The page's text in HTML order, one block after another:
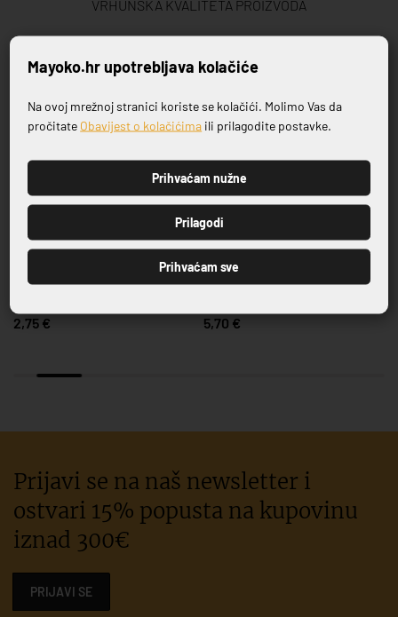
VRHUNSKA KVALITETA PROIZVODA
Povezani proizvodi
2,75 €
5,70 €
Prijavi se na naš newsletter i
ostvari 15% popusta na kupovinu
iznad 300€
PRIJAVI SE
Prijavite se na naš newsletter
PRIJAVI SE
Mayoko.hr upotrebljava kolačiće
Na ovoj mrežnoj stranici koriste se kolačići. Molimo Vas da
pročitate Obavijest o kolačićima ili prilagodite postavke.
Prihvaćam nužne
Prilagodi
Prihvaćam sve